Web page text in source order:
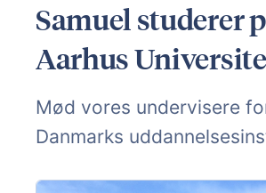
Samuel studerer
Aarhus
Mød vores undervisere
Danmarks